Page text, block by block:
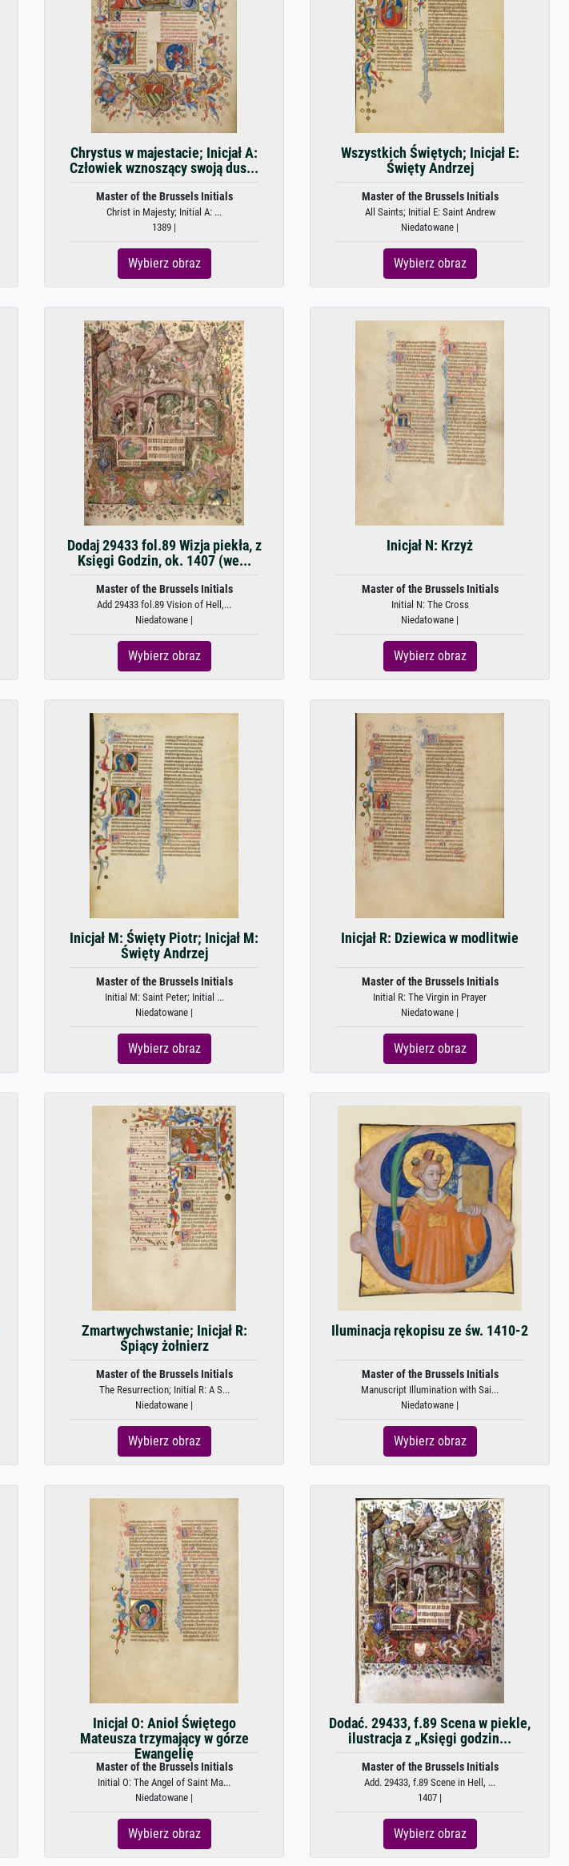
Chrystus w majestacie; Inicjał A:
Człowiek wznoszący swoją dus...
Master of the Brussels Initials
Christ in Majesty; Initial A: ...
1389 |
Wybierz obraz
Wszystkich Świętych; Inicjał E:
Święty Andrzej
Master of the Brussels Initials
All Saints; Initial E: Saint Andrew
Niedatowane |
Wybierz obraz
Dodaj 29433 fol.89 Wizja piekła, z
Księgi Godzin, ok. 1407 (we...
Master of the Brussels Initials
Add 29433 fol.89 Vision of Hell,...
Niedatowane |
Wybierz obraz
Inicjał N: Krzyż
Master of the Brussels Initials
Initial N: The Cross
Niedatowane |
Wybierz obraz
Inicjał M: Święty Piotr; Inicjał M:
Święty Andrzej
Master of the Brussels Initials
Initial M: Saint Peter; Initial ...
Niedatowane |
Wybierz obraz
Inicjał R: Dziewica w modlitwie
Master of the Brussels Initials
Initial R: The Virgin in Prayer
Niedatowane |
Wybierz obraz
Zmartwychwstanie; Inicjał R:
Śpiący żołnierz
Master of the Brussels Initials
The Resurrection; Initial R: A S...
Niedatowane |
Wybierz obraz
Iluminacja rękopisu ze św. 1410-2
Master of the Brussels Initials
Manuscript Illumination with Sai...
Niedatowane |
Wybierz obraz
Inicjał O: Anioł Świętego
Mateusza trzymający w górze
Ewangelię
Master of the Brussels Initials
Initial O: The Angel of Saint Ma...
Niedatowane |
Wybierz obraz
Dodać. 29433, f.89 Scena w piekle,
ilustracja z „Księgi godzin...
Master of the Brussels Initials
Add. 29433, f.89 Scene in Hell, ...
1407 |
Wybierz obraz